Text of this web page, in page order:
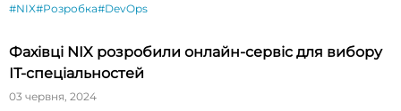
#NIX#Розробка#DevOps
Фахівці NIX розробили онлайн-сервіс для вибору
ІТ-спеціальностей
03 червня, 2024